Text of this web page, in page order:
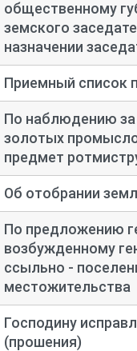
общественному
земского
назначении
Приемный список
По наблюдению за
золотых
предмет
Об отобрании
По предложению
возбужденному
ссыльно -
местожительства
Господину
(прошения)